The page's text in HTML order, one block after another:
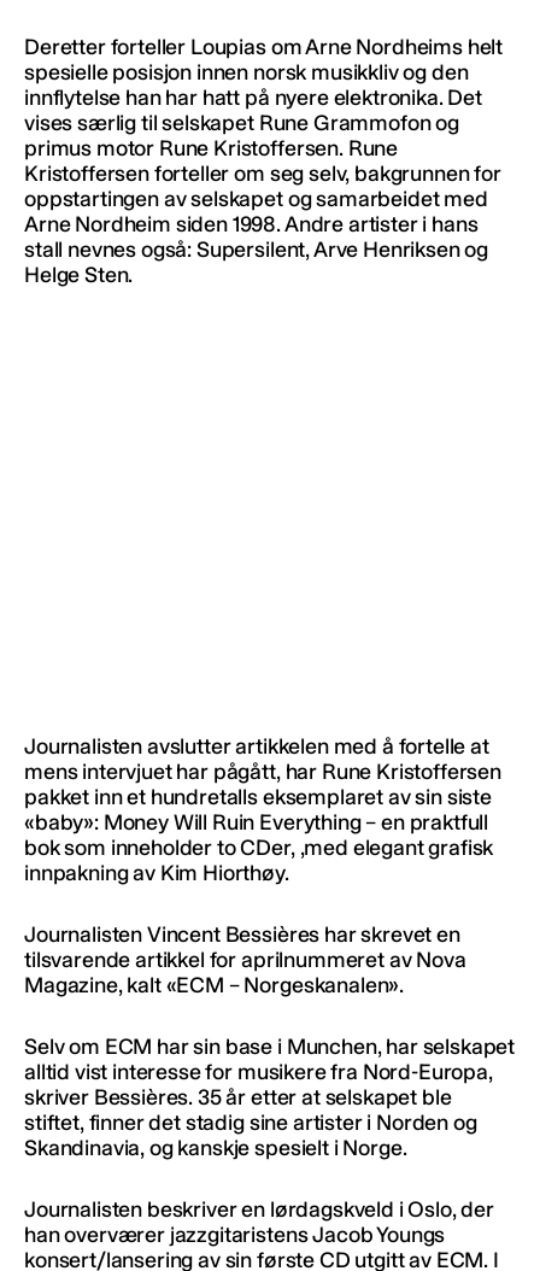
Deretter forteller Loupias om Arne Nordheims helt
spesielle posisjon innen norsk musikkliv og den
innflytelse han har hatt på nyere elektronika. Det
vises særlig til selskapet Rune Grammofon og
primus motor Rune Kristoffersen. Rune
Kristoffersen forteller om seg selv, bakgrunnen for
oppstartingen av selskapet og samarbeidet med
Arne Nordheim siden 1998. Andre artister i hans
stall nevnes også: Supersilent, Arve Henriksen og
Helge Sten.
Journalisten avslutter artikkelen med å fortelle at
mens intervjuet har pågått, har Rune Kristoffersen
pakket inn et hundretalls eksemplaret av sin siste
«baby»: Money Will Ruin Everything – en praktfull
bok som inneholder to CDer, ,med elegant grafisk
innpakning av Kim Hiorthøy.
Journalisten Vincent Bessières har skrevet en
tilsvarende artikkel for aprilnummeret av Nova
Magazine, kalt «ECM – Norgeskanalen».
Selv om ECM har sin base i Munchen, har selskapet
alltid vist interesse for musikere fra Nord-Europa,
skriver Bessières. 35 år etter at selskapet ble
stiftet, finner det stadig sine artister i Norden og
Skandinavia, og kanskje spesielt i Norge.
Journalisten beskriver en lørdagskveld i Oslo, der
han overværer jazzgitaristens Jacob Youngs
konsert/lansering av sin første CD utgitt av ECM. I